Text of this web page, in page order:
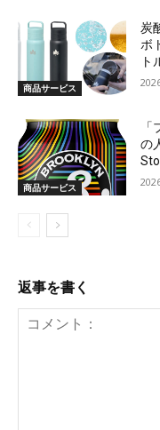
商品サービス
炭
ボ
ト
商品サービス
の
返事を書く